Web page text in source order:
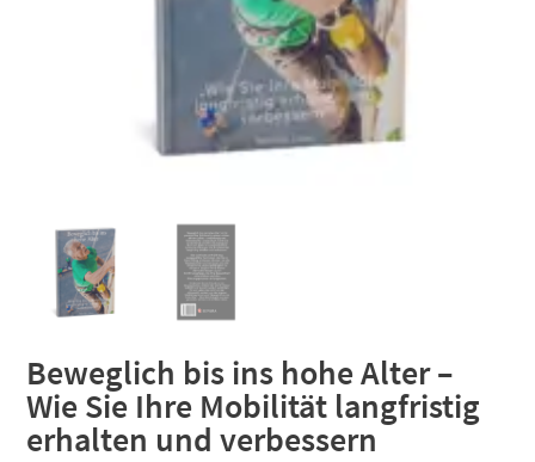
Beweglich bis ins hohe Alter –
Wie Sie Ihre Mobilität langfristig
erhalten und verbessern